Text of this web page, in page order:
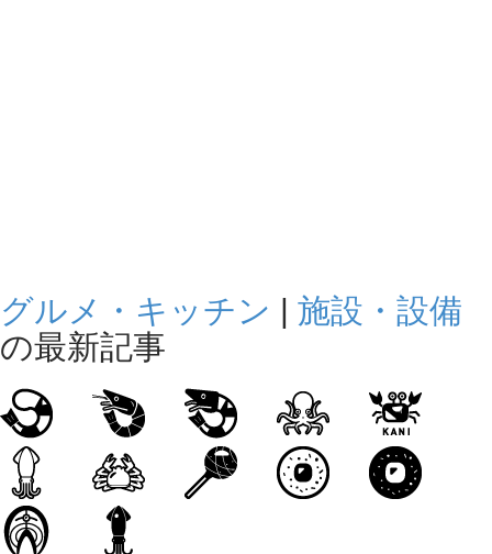
グルメ・キッチン | 施設・設備
の最新記事